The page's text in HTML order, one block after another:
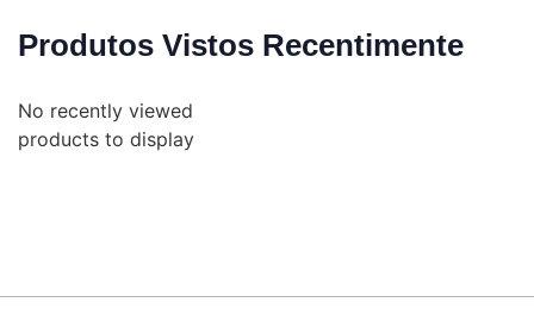
Produtos Vistos Recentimente
No recently viewed
products to display